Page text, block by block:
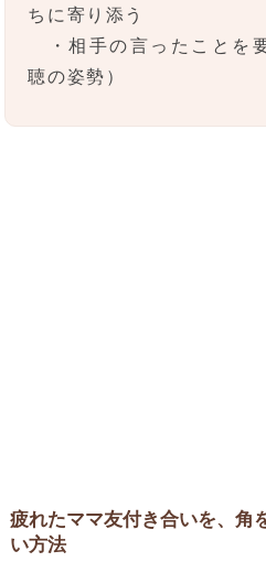
ちに寄り添う
・相手の言ったことを
聴の姿勢）
疲れたママ友付き合いを、角
い方法